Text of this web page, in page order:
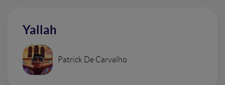
Yallah
Patrick De Carvalho